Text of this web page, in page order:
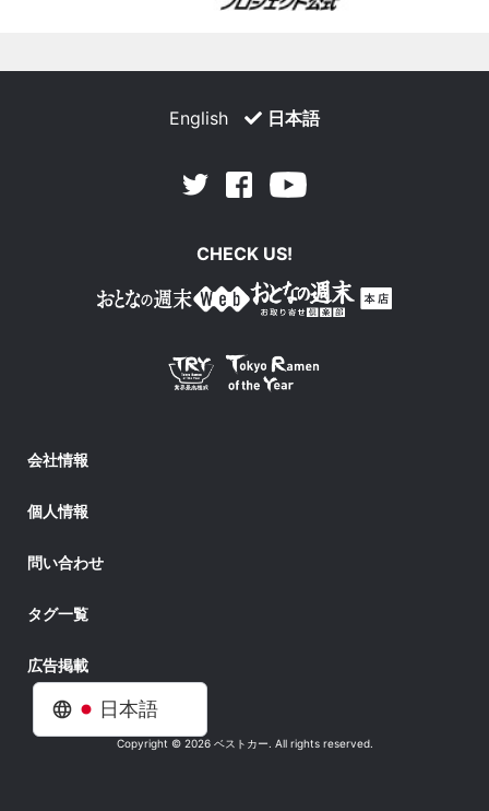
日本語
English 日本語
Twitter Facebook
CHECK US!
会社情報
個人情報
問い合わせ
タグ一覧
広告掲載
Copyright © 2026 ベストカー. All rights reserved.